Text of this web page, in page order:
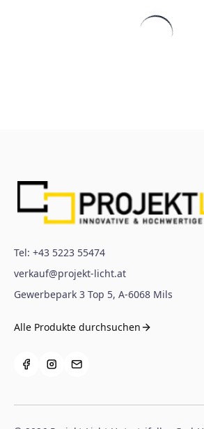
Tel: +43 5223 55474
verkauf@projekt-licht.at
Gewerbepark 3 Top 5, A-6068 Mils
Alle Produkte durchsuchen